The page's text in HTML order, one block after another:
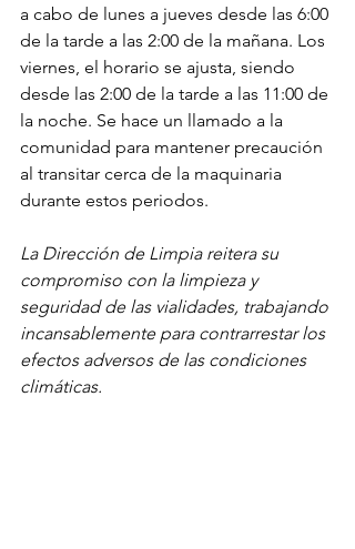
a cabo de lunes a jueves desde las 6:00
de la tarde a las 2:00 de la mañana. Los
viernes, el horario se ajusta, siendo
desde las 2:00 de la tarde a las 11:00 de
la noche. Se hace un llamado a la
comunidad para mantener precaución
al transitar cerca de la maquinaria
durante estos periodos.
La Dirección de Limpia reitera su
compromiso con la limpieza y
seguridad de las vialidades, trabajando
incansablemente para contrarrestar los
efectos adversos de las condiciones
climáticas.